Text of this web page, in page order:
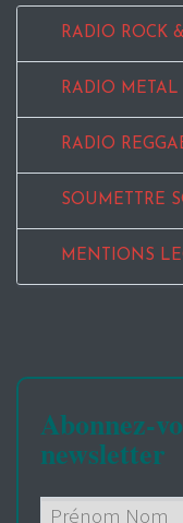
RADIO ROCK
RADIO
RADIO
SOUMETTRE
MENTIONS
Abonnez-
newsletter